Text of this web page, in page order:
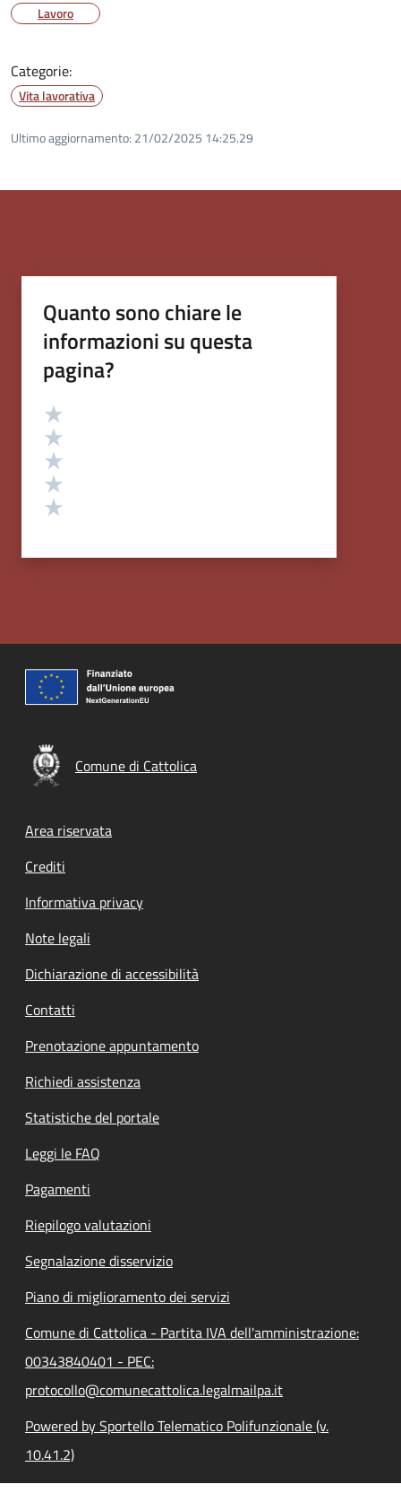
Lavoro
Categorie:
Vita lavorativa
Ultimo aggiornamento: 21/02/2025 14:25.29
Quanto sono chiare le
informazioni su questa
pagina?
Valutazione
Comune di Cattolica
Footer menu
Area riservata
Crediti
Informativa privacy
Note legali
Dichiarazione di accessibilità
Contatti
Prenotazione appuntamento
Richiedi assistenza
Statistiche del portale
Leggi le FAQ
Pagamenti
Riepilogo valutazioni
Segnalazione disservizio
Piano di miglioramento dei servizi
Comune di Cattolica - Partita IVA dell'amministrazione:
00343840401 - PEC:
protocollo@comunecattolica.legalmailpa.it
Powered by Sportello Telematico Polifunzionale (v.
10.41.2)